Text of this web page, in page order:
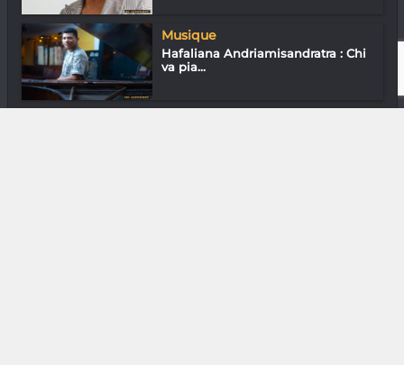
Musique
Hafaliana Andriamisandratra : Chi
va pia...